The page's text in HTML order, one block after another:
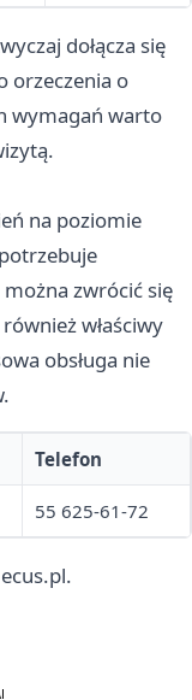
dołącza się
orzeczenia o
wymagań warto
na poziomie
zwrócić się
właściwy
obsługa nie
Telefon
55 625-61-72